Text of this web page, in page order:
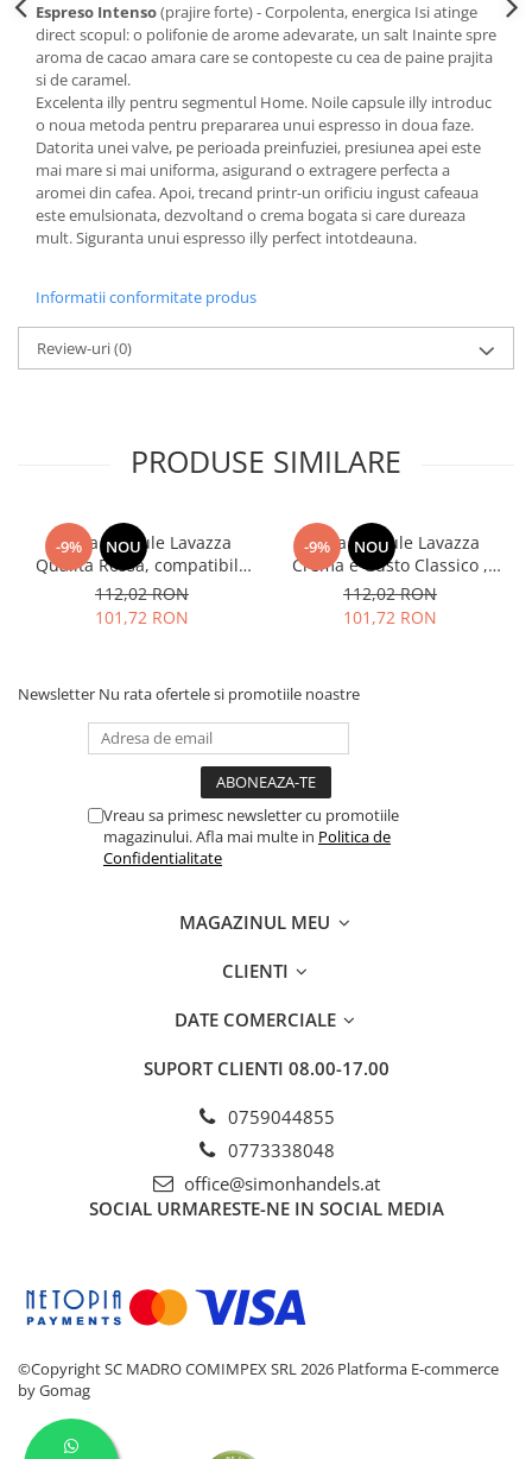
Espreso Intenso(prajire forte) - Corpolenta, energica Isi atinge
direct scopul: o polifonie de arome adevarate, un salt Inainte spre
aroma de cacao amara care se contopeste cu cea de paine prajita
si de caramel.
Excelenta illy pentru segmentul Home. Noile capsule illy introduc
o noua metoda pentru prepararea unui espresso in doua faze.
Datorita unei valve, pe perioada preinfuziei, presiunea apei este
mai mare si mai uniforma, asigurand o extragere perfecta a
aromei din cafea. Apoi, trecand printr-un orificiu ingust cafeaua
este emulsionata, dezvoltand o crema bogata si care dureaza
mult. Siguranta unui espresso illy perfect intotdeauna.
Informatii conformitate produs
Review-uri(0)
PRODUSE SIMILARE
-9% NOU
Cafea capsule Lavazza
Qualita Rossa, compatibile
Nespresso, 80 buc
112,02 RON
101,72 RON
-9% NOU
Cafea capsule Lavazza
Crema e Gusto Classico ,
compatibile Nespresso, 80
buc
112,02 RON
101,72 RON
Newsletter Nu rata ofertele si promotiile noastre
Vreau sa primesc newsletter cu promotiile
magazinului. Afla mai multe in Politica de
Confidentialitate
MAGAZINUL MEU
CLIENTI
DATE COMERCIALE
SUPORT CLIENTI 08.00-17.00
0759044855
0773338048
office@simonhandels.at
SOCIAL URMARESTE-NE IN SOCIAL MEDIA
©Copyright SC MADRO COMIMPEX SRL 2026 Platforma E-commerce
by Gomag